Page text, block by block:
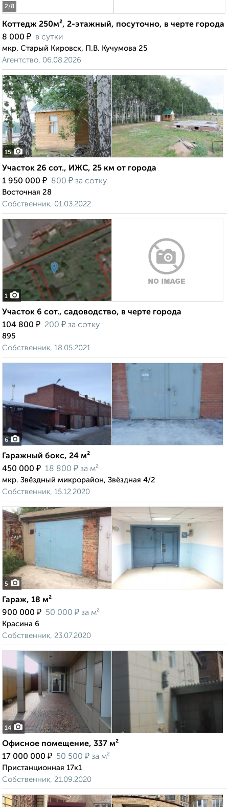
2/8
Коттедж 250м², 2-этажный, посуточно, в черте города
8 000 ₽ в сутки
мкр. Старый Кировск, П.В. Кучумова 25
Агентство, 06.08.2026
15
Участок 26 сот., ИЖС, 25 км от города
1 950 000 ₽ 800 ₽ за сотку
Восточная 28
Собственник, 01.03.2022
1
Участок 6 сот., садоводство, в черте города
104 800 ₽ 200 ₽ за сотку
895
Собственник, 18.05.2021
6
Гаражный бокс, 24 м²
450 000 ₽ 18 800 ₽ за м²
мкр. Звёздный микрорайон, Звёздная 4/2
Собственник, 15.12.2020
5
Гараж, 18 м²
900 000 ₽ 50 000 ₽ за м²
Красина 6
Собственник, 23.07.2020
14
Офисное помещение, 337 м²
17 000 000 ₽ 50 500 ₽ за м²
Пристанционная 17к1
Собственник, 21.09.2020